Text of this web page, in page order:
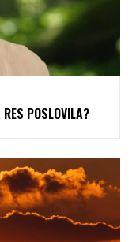
POSLOVILA?